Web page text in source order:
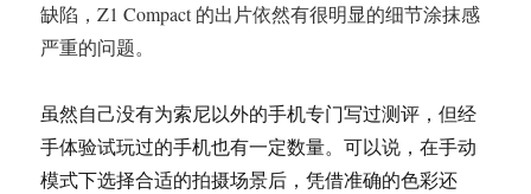
缺陷，Z1 Compact 的出片依然有很明显的细节涂抹感
严重的问题。
虽然自己没有为索尼以外的手机专门写过测评，但经
手体验试玩过的手机也有一定数量。可以说，在手动
模式下选择合适的拍摄场景后，凭借准确的色彩还